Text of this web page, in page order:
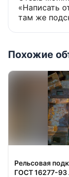
1. Для
· Наборная
·
·
2. Общие
·
· Пилы для
картонной
«Написать
там же
Похожие
Рельсовая
ГОСТ 16277-93